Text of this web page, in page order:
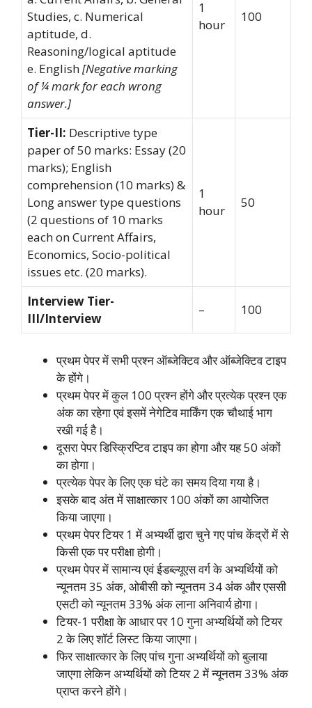
Studies, c. Numerical
aptitude, d.
Reasoning/logical aptitude
e. English[Negative marking
of ¼ mark for each wrong
answer.]
1
hour
100
Tier-II: Descriptive type
paper of 50 marks: Essay (20
marks); English
comprehension (10 marks) &
Long answer type questions
(2 questions of 10 marks
each on Current Affairs,
Economics, Socio-political
issues etc. (20 marks).
1
hour
50
Interview Tier-
III/Interview
– 100
प्रथम पेपर में सभी प्रश्न ऑब्जेक्टिव और ऑब्जेक्टिव टाइप
के होंगे।
प्रथम पेपर में कुल 100 प्रश्न होंगे और प्रत्येक प्रश्न एक
अंक का रहेगा एवं इसमें नेगेटिव मार्किंग एक चौथाई भाग
रखी गई है।
दूसरा पेपर डिस्क्रिप्टिव टाइप का होगा और यह 50 अंकों
का होगा।
प्रत्येक पेपर के लिए एक घंटे का समय दिया गया है।
इसके बाद अंत में साक्षात्कार 100 अंकों का आयोजित
किया जाएगा।
प्रथम पेपर टियर 1 में अभ्यर्थी द्वारा चुने गए पांच केंद्रों में से
किसी एक पर परीक्षा होगी।
प्रथम पेपर में सामान्य एवं ईडब्ल्यूएस वर्ग के अभ्यर्थियों को
न्यूनतम 35 अंक, ओबीसी को न्यूनतम 34 अंक और एससी
एसटी को न्यूनतम 33% अंक लाना अनिवार्य होगा।
टियर-1 परीक्षा के आधार पर 10 गुना अभ्यर्थियों को टियर
2 के लिए शॉर्ट लिस्ट किया जाएगा।
फिर साक्षात्कार के लिए पांच गुना अभ्यर्थियों को बुलाया
जाएगा लेकिन अभ्यर्थियों को टियर 2 में न्यूनतम 33% अंक
प्राप्त करने होंगे।